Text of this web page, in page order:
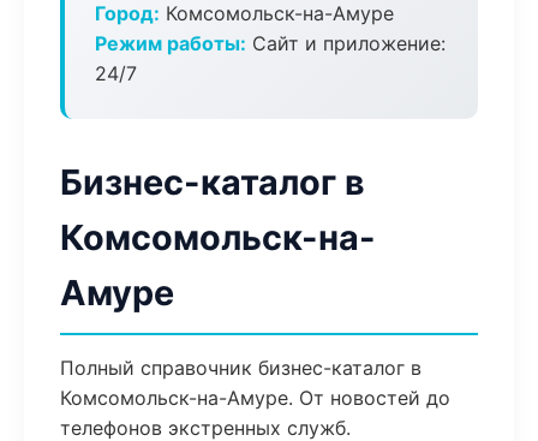
Город: Комсомольск-на-Амуре
Режим работы: Сайт и приложение:
24/7
Бизнес-каталог в
Комсомольск-на-
Амуре
Полный справочник бизнес-каталог в
Комсомольск-на-Амуре. От новостей до
телефонов экстренных служб.